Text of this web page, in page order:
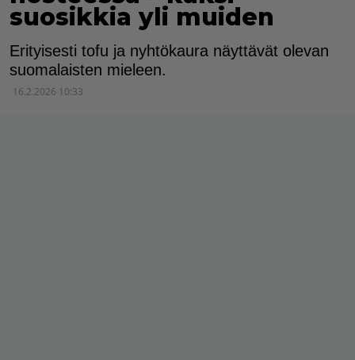
suosikkia yli muiden
Erityisesti tofu ja nyhtökaura näyttävät olevan
suomalaisten mieleen.
16.2.2026 10:33